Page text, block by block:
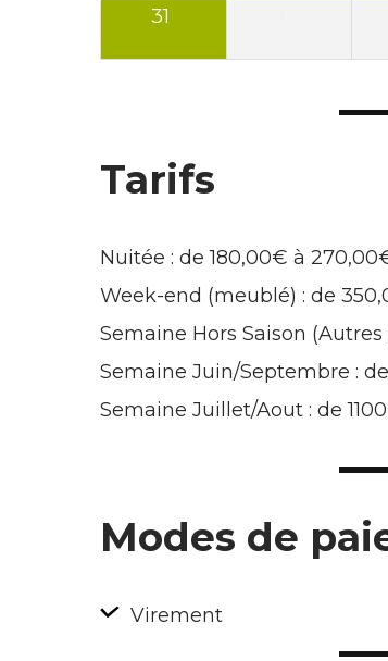
31
Tarifs
Nuitée : de 180,00€ à
Week-end (meublé) : de
Semaine Hors Saison
Semaine Juin/Septembre :
Semaine Juillet/Aout : de
Modes de
Virement